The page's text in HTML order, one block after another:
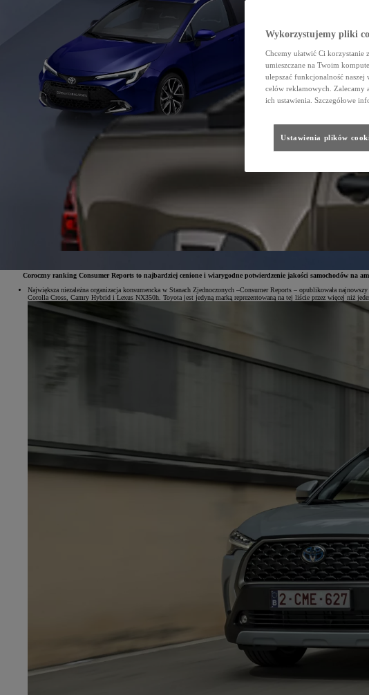
Coroczny ranking Consumer Reports to najbardziej cenione i wiarygodne potwierdzenie jakości samochodów
Największa niezależna organizacja konsumencka w Stanach Zjednoczonych –Consumer Reports – opublikowała
Corolla Cross, Camry Hybrid i Lexus NX350h. Toyota jest jedyną marką reprezentowaną na tej liście przez więcej niż
Wykorzystujemy pliki
Chcemy ułatwić Ci korzystanie
umieszczane na Twoim
ulepszać funkcjonalność naszej
celów reklamowych. Zalecamy
ich ustawienia. Szczegółowe
Ustawienia plików